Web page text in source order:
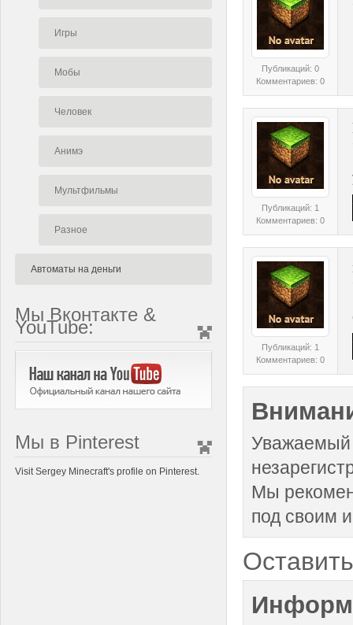
Игры
Мобы
Человек
Анимэ
Мультфильмы
Разное
Автоматы на деньги
Мы Вконтакте &
YouTube:
Мы в Pinterest
Visit Sergey Minecraft's profile on Pinterest.
Публикаций: 0
Комментариев: 0
Публикаций: 1
Комментариев: 0
Публикаций: 1
Комментариев: 0
Уважаемый
Мы
под своим